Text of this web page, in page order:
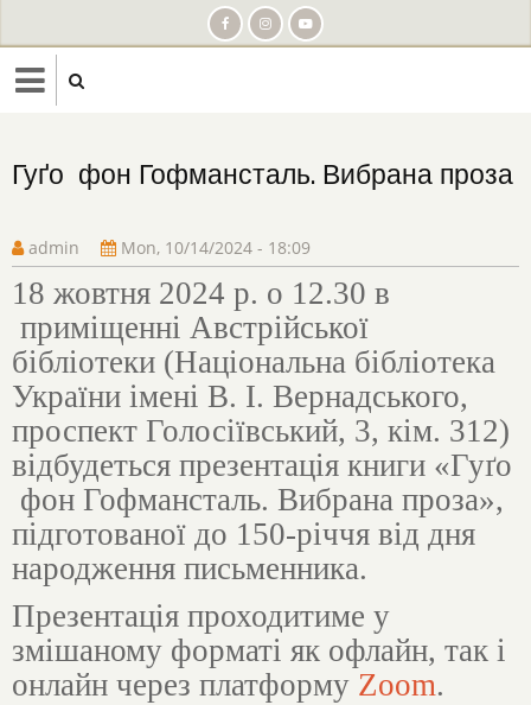
to
main
content
Гуґо фон Гофмансталь. Вибрана проза
admin Mon, 10/14/2024 - 18:09
18 жовтня 2024 р. о 12.30 в
приміщенні Австрійської
бібліотеки (Національна бібліотека
України імені В. І. Вернадського,
проспект Голосіївський, 3, кім. 312)
відбудеться презентація книги «Гуґо
фон Гофмансталь. Вибрана проза»,
підготованої до 150-річчя від дня
народження письменника.
Презентація проходитиме у
змішаному форматі як офлайн, так і
онлайн через платформу Zoom.